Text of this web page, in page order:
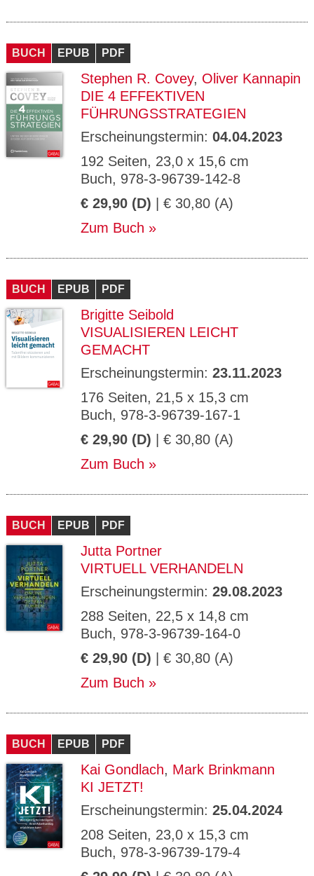
BUCH EPUB PDF
Stephen R. Covey, Oliver Kannapin
DIE 4 EFFEKTIVEN
FÜHRUNGSSTRATEGIEN
Erscheinungstermin: 04.04.2023
192 Seiten, 23,0 x 15,6 cm
Buch, 978-3-96739-142-8
€ 29,90 (D) | € 30,80 (A)
Zum Buch
BUCH EPUB PDF
Brigitte Seibold
VISUALISIEREN LEICHT
GEMACHT
Erscheinungstermin: 23.11.2023
176 Seiten, 21,5 x 15,3 cm
Buch, 978-3-96739-167-1
€ 29,90 (D) | € 30,80 (A)
Zum Buch
BUCH EPUB PDF
Jutta Portner
VIRTUELL VERHANDELN
Erscheinungstermin: 29.08.2023
288 Seiten, 22,5 x 14,8 cm
Buch, 978-3-96739-164-0
€ 29,90 (D) | € 30,80 (A)
Zum Buch
BUCH EPUB PDF
Kai Gondlach, Mark Brinkmann
KI JETZT!
Erscheinungstermin: 25.04.2024
208 Seiten, 23,0 x 15,3 cm
Buch, 978-3-96739-179-4